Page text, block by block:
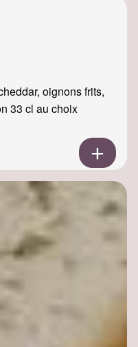
oignons frits,
33 cl au choix